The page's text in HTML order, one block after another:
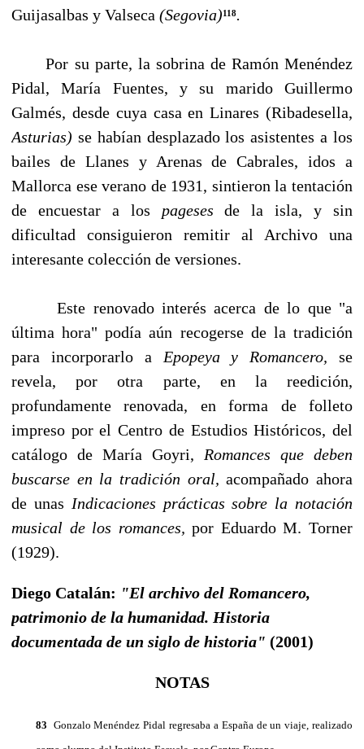
Guijasalbas y Valseca (Segovia)118.
Por su parte, la sobrina de Ramón Menéndez
Pidal, María Fuentes, y su marido Guillermo
Galmés, desde cuya casa en Linares (Ribadesella,
Asturias) se habían desplazado los asistentes a los
bailes de Llanes y Arenas de Cabrales, idos a
Mallorca ese verano de 1931, sintieron la ten­tación
de encuestar a los pagesesde la isla, y sin
dificultad consiguieron remitir al Archivo una
interesante colección de versiones.
Este renovado interés acerca de lo que "a
última hora" podía aún recogerse de la tradición
para incorporarlo a Epopeya y Romancero, se
revela, por otra parte, en la reedición,
profundamente renovada, en forma de folleto
impreso por el Centro de Estudios Históricos, del
catálogo de Ma­ría Goyri, Romances que deben
buscarse en la tradición oral,acompañado ahora
de unas Indica­ciones prácticas sobre la notación
musical de los romances,por Eduardo M. Torner
(1929).
Diego Catalán: "El archivo del Romancero,
patrimonio de la humanidad. Historia
documentada de un siglo de historia" (2001)
NOTAS
83 Gonzalo Menéndez Pidal regresaba a España de un viaje, realizado